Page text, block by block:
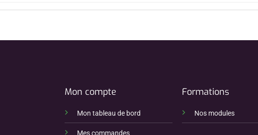
Mon compte
Mon tableau de bord
Mes commandes
Formations
Nos modules